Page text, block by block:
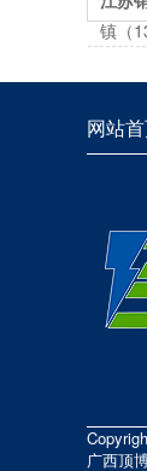
镇（
网站
广西顶